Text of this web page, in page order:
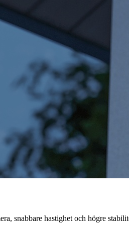
snabbare hastighet och högre